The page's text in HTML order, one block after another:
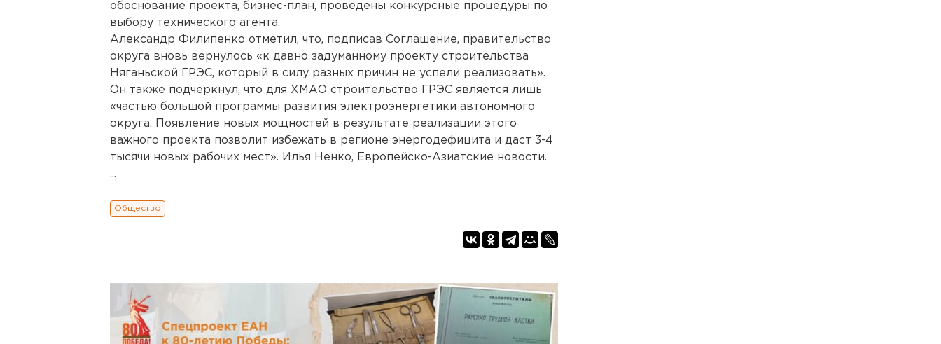
обоснование проекта, бизнес-план, проведены конкурсные процедуры по
выбору технического агента.
Александр Филипенко отметил, что, подписав Соглашение, правительство
округа вновь вернулось «к давно задуманному проекту строительства
Няганьской ГРЭС, который в силу разных причин не успели реализовать».
Он также подчеркнул, что для ХМАО строительство ГРЭС является лишь
«частью большой программы развития электроэнергетики автономного
округа. Появление новых мощностей в результате реализации этого
важного проекта позволит избежать в регионе энергодефицита и даст 3-4
тысячи новых рабочих мест». Илья Ненко, Европейско-Азиатские новости.
...
Общество